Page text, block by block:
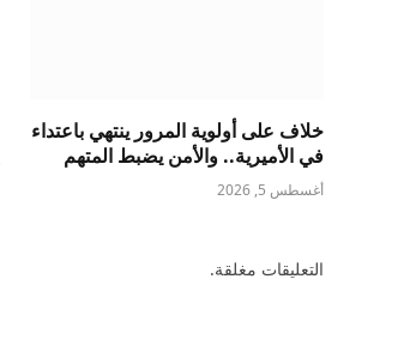
خلاف على أولوية المرور ينتهي باعتداء
في الأميرية.. والأمن يضبط المتهم
أغسطس 5, 2026
التعليقات مغلقة.